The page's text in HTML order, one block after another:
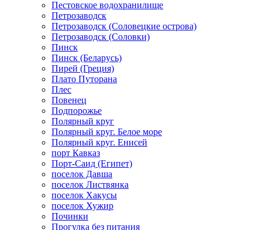
Пестовское водохранилище
Петрозаводск
Петрозаводск (Соловецкие острова)
Петрозаводск (Соловки)
Пинск
Пинск (Беларусь)
Пирей (Греция)
Плато Путорана
Плес
Повенец
Подпорожье
Полярный круг
Полярный круг. Белое море
Полярный круг. Енисей
порт Кавказ
Порт-Саид (Египет)
поселок Давша
поселок Листвянка
поселок Хакусы
поселок Хужир
Починки
Прогулка без питания